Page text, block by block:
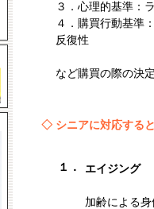
３．心理的基準：
４．購買行動基準
反復性
など購買の際の決
◇ シニアに対応する
１． エイジング
加齢による